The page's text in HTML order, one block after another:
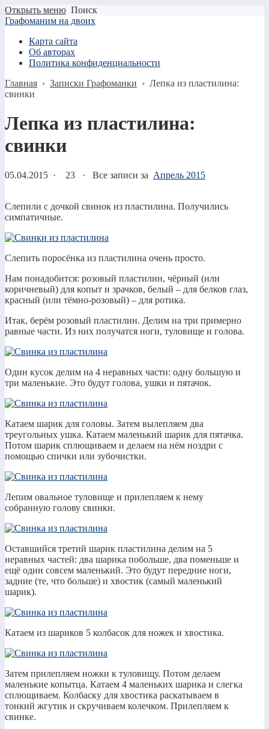
Открыть меню Поиск
Графоманим на двоих
Карта сайта
Об авторах
Политика конфиденциальности
Главная › Записки Графоманки › Лепка из пластилина:
свинки
Лепка из пластилина:
свинки
05.04.2015 · 23 · Все записи за Апрель 2015
Слепили с дочкой свинок из пластилина. Получились
симпатичные.
Слепить поросёнка из пластилина очень просто.
Нам понадобится: розовый пластилин, чёрный (или
коричневый) для копыт и зрачков, белый – для белков глаз,
красный (или тёмно-розовый) – для ротика.
Итак, берём розовый пластилин. Делим на три примерно
равные части. Из них получатся ноги, туловище и голова.
Один кусок делим на 4 неравных части: одну большую и
три маленькие. Это будут голова, ушки и пятачок.
Катаем шарик для головы. Затем вылепляем два
треугольных ушка. Катаем маленький шарик для пятачка.
Потом шарик сплющиваем и делаем на нём ноздри с
помощью спички или зубочистки.
Лепим овальное туловище и прилепляем к нему
собранную голову свинки.
Оставшийся третий шарик пластилина делим на 5
неравных частей: два шарика побольше, два поменьше и
ещё один совсем маленький. Это будут передние ноги,
задние (те, что больше) и хвостик (самый маленький
шарик).
Катаем из шариков 5 колбасок для ножек и хвостика.
Затем прилепляем ножки к туловищу. Потом делаем
маленькие копытца. Катаем 4 маленьких шарика и слегка
сплющиваем. Колбаску для хвостика раскатываем в
тонкий жгутик и скручиваем колечком. Прилепляем к
свинке.